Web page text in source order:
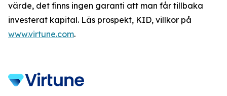
värde, det finns ingen garanti att man får tillbaka
investerat kapital. Läs prospekt, KID, villkor på
www.virtune.com.